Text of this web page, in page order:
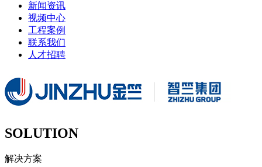
新闻资讯
视频中心
工程案例
联系我们
人才招聘
SOLUTION
解决方案